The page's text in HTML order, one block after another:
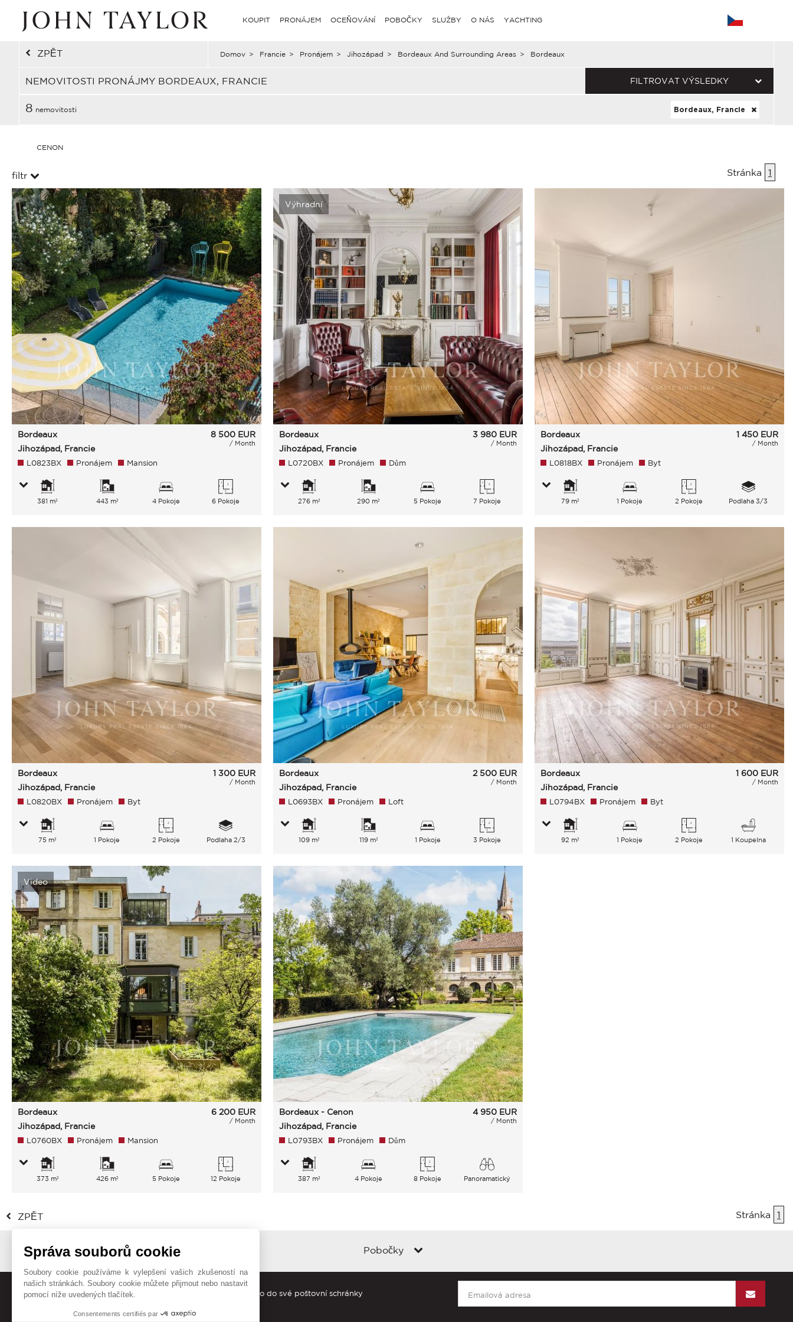
KOUPIT PRONÁJEM OCEŇOVÁNÍ POBOČKY SLUŽBY O NÁS YACHTING
ZPĚT Domov > Francie > Pronájem > Jihozápad > Bordeaux And Surrounding Areas > Bordeaux
NEMOVITOSTI PRONÁJMY BORDEAUX, FRANCIE FILTROVAT VÝSLEDKY
8 nemovitosti Bordeaux, Francie
CENON
filtr Stránka 1
Bordeaux
Jihozápad, Francie
8 500 EUR
/ Month
L0823BX Pronájem Mansion
381 m² 443 m² 4 Pokoje 6 Pokoje
Výhradní
Bordeaux
Jihozápad, Francie
3 980 EUR
/ Month
L0720BX Pronájem Dům
276 m² 290 m² 5 Pokoje 7 Pokoje
Bordeaux
Jihozápad, Francie
1 450 EUR
/ Month
L0818BX Pronájem Byt
79 m² 1 Pokoje 2 Pokoje Podlaha 3/3
Bordeaux
Jihozápad, Francie
1 300 EUR
/ Month
L0820BX Pronájem Byt
75 m² 1 Pokoje 2 Pokoje Podlaha 2/3
Bordeaux
Jihozápad, Francie
2 500 EUR
/ Month
L0693BX Pronájem Loft
109 m² 119 m² 1 Pokoje 3 Pokoje
Bordeaux
Jihozápad, Francie
1 600 EUR
/ Month
L0794BX Pronájem Byt
92 m² 1 Pokoje 2 Pokoje 1 Koupelna
Video
Bordeaux
Jihozápad, Francie
6 200 EUR
/ Month
L0760BX Pronájem Mansion
373 m² 426 m² 5 Pokoje 12 Pokoje
Bordeaux - Cenon
Jihozápad, Francie
4 950 EUR
/ Month
L0793BX Pronájem Dům
387 m² 4 Pokoje 8 Pokoje
Panoramatický
ZPĚT Stránka 1
Pobočky
Nechte si zasílat naše aktuální nabídky, trendy a příběhy přímo do své poštovní schránky
Správa souborů cookie
Soubory cookie používáme k vylepšení vašich zkušeností na
našich stránkách. Soubory cookie můžete přijmout nebo nastavit
pomocí níže uvedených tlačítek.
Consentements certifiés par